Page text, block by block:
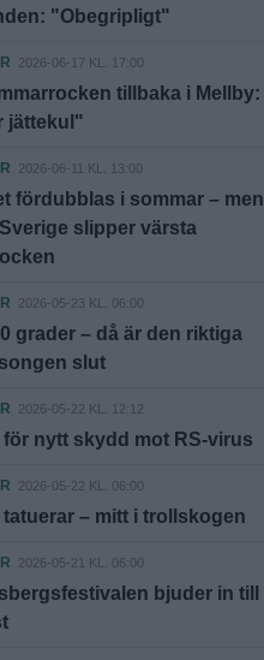
"Obegripligt"
2026-06-17 KL. 17:00
tillbaka i Mellby:
jättekul"
2026-06-11 KL. 13:00
fördubblas i sommar – men
slipper värsta
2026-05-23 KL. 06:00
grader – då är den riktiga
slut
2026-05-22 KL. 12:12
för nytt skydd mot RS-virus
2026-05-22 KL. 06:00
tatuerar – mitt i trollskogen
2026-05-21 KL. 06:00
bjuder in till